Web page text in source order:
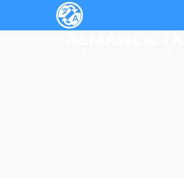
ALMANCA.TK